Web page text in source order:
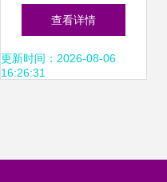
销售人员综合能力
从精准掌握产品信
查看详情
更新时间：2026-08-06
16:26:31